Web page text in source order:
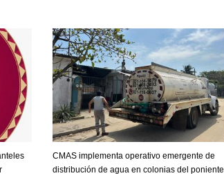
CMAS implementa operativo emergente de
distribución de agua en colonias del poniente